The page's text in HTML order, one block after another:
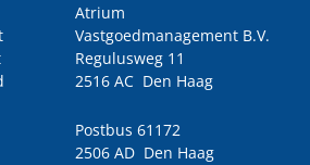
Atrium
Vastgoedmanagement B.V.
Regulusweg 11
2516 AC Den Haag
Postbus 61172
2506 AD Den Haag